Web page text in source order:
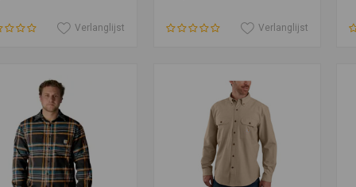
Verlanglijst Verlanglijst